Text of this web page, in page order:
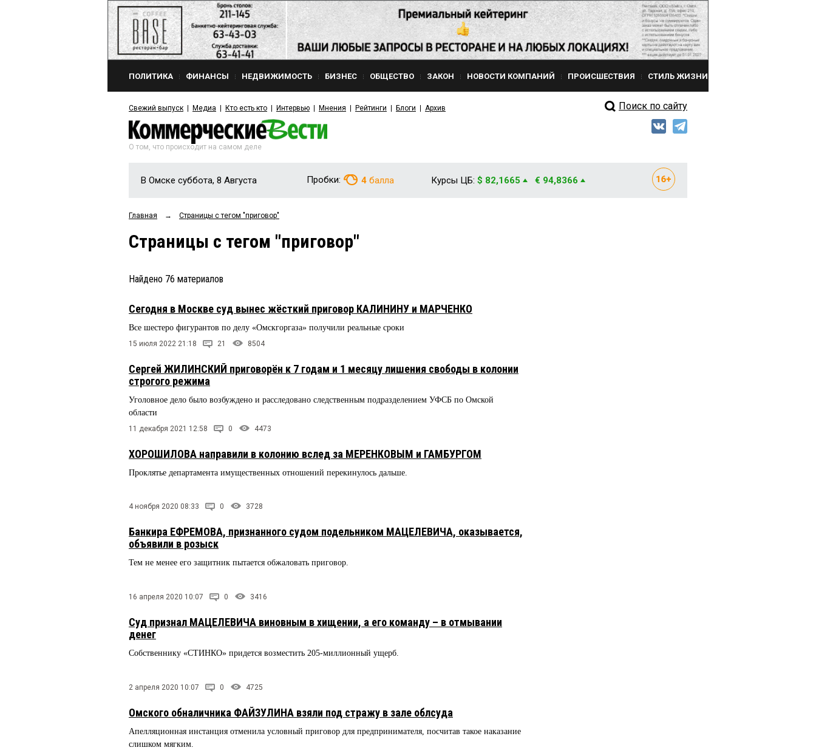
ПОЛИТИКА ФИНАНСЫ НЕДВИЖИМОСТЬ БИЗНЕС ОБЩЕСТВО ЗАКОН НОВОСТИ КОМПАНИЙ ПРОИСШЕСТВИЯ СТИЛЬ ЖИЗНИ
Свежий выпуск Медиа Кто есть кто Интервью Мнения Рейтинги Блоги Архив Поиск по сайту
О том, что происходит на самом деле
В Омске суббота, 8 Августа Пробки: 4 балла Курсы ЦБ: $ 82,1665 € 94,8366
Главная → Страницы c тегом "приговор"
Страницы c тегом "приговор"
Найдено 76 материалов
Сегодня в Москве суд вынес жёсткий приговор КАЛИНИНУ и МАРЧЕНКО
Все шестеро фигурантов по делу «Омскгоргаза» получили реальные сроки
15 июля 2022 21:18 21 8504
Сергей ЖИЛИНСКИЙ приговорён к 7 годам и 1 месяцу лишения свободы в колонии
строгого режима
Уголовное дело было возбуждено и расследовано следственным подразделением УФСБ по Омской
области
11 декабря 2021 12:58 0 4473
ХОРОШИЛОВА направили в колонию вслед за МЕРЕНКОВЫМ и ГАМБУРГОМ
Проклятье департамента имущественных отношений перекинулось дальше.
4 ноября 2020 08:33 0 3728
Банкира ЕФРЕМОВА, признанного судом подельником МАЦЕЛЕВИЧА, оказывается,
объявили в розыск
Тем не менее его защитник пытается обжаловать приговор.
16 апреля 2020 10:07 0 3416
Суд признал МАЦЕЛЕВИЧА виновным в хищении, а его команду – в отмывании
денег
Собственнику «СТИНКО» придется возместить 205-миллионный ущерб.
2 апреля 2020 10:07 0 4725
Омского обналичника ФАЙЗУЛИНА взяли под стражу в зале облсуда
Апелляционная инстанция отменила условный приговор для предпринимателя, посчитав такое наказание
слишком мягким.